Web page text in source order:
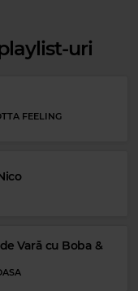
uri
FEELING
Vară cu Boba &